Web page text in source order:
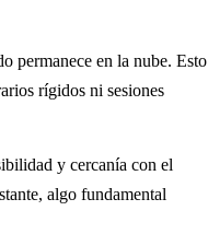
permanece en la nube. Esto
rígidos ni sesiones
y cercanía con el
algo fundamental